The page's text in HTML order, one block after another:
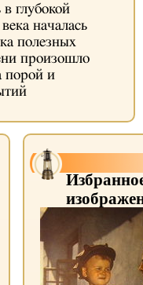
глубокой
началась
полезных
произошло
порой и